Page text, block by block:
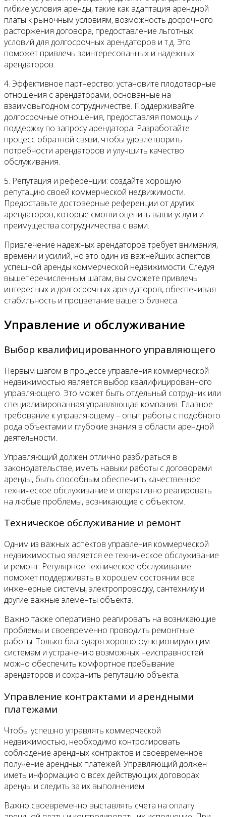
гибкие условия аренды, такие как адаптация арендной
платы к рыночным условиям, возможность досрочного
расторжения договора, предоставление льготных
условий для долгосрочных арендаторов и т.д. Это
поможет привлечь заинтересованных и надежных
арендаторов.
4. Эффективное партнерство: установите плодотворные
отношения с арендаторами, основанные на
взаимовыгодном сотрудничестве. Поддерживайте
долгосрочные отношения, предоставляя помощь и
поддержку по запросу арендатора. Разработайте
процесс обратной связи, чтобы удовлетворить
потребности арендаторов и улучшить качество
обслуживания.
5. Репутация и референции: создайте хорошую
репутацию своей коммерческой недвижимости.
Предоставьте достоверные референции от других
арендаторов, которые смогли оценить ваши услуги и
преимущества сотрудничества с вами.
Привлечение надежных арендаторов требует внимания,
времени и усилий, но это один из важнейших аспектов
успешной аренды коммерческой недвижимости. Следуя
вышеперечисленным шагам, вы сможете привлечь
интересных и долгосрочных арендаторов, обеспечивая
стабильность и процветание вашего бизнеса.
Управление и обслуживание
Выбор квалифицированного управляющего
Первым шагом в процессе управления коммерческой
недвижимостью является выбор квалифицированного
управляющего. Это может быть отдельный сотрудник или
специализированная управляющая компания. Главное
требование к управляющему – опыт работы с подобного
рода объектами и глубокие знания в области арендной
деятельности.
Управляющий должен отлично разбираться в
законодательстве, иметь навыки работы с договорами
аренды, быть способным обеспечить качественное
техническое обслуживание и оперативно реагировать
на любые проблемы, возникающие с объектом.
Техническое обслуживание и ремонт
Одним из важных аспектов управления коммерческой
недвижимостью является ее техническое обслуживание
и ремонт. Регулярное техническое обслуживание
поможет поддерживать в хорошем состоянии все
инженерные системы, электропроводку, сантехнику и
другие важные элементы объекта.
Важно также оперативно реагировать на возникающие
проблемы и своевременно проводить ремонтные
работы. Только благодаря хорошо функционирующим
системам и устранению возможных неисправностей
можно обеспечить комфортное пребывание
арендаторов и сохранить репутацию объекта.
Управление контрактами и арендными
платежами
Чтобы успешно управлять коммерческой
недвижимостью, необходимо контролировать
соблюдение арендных контрактов и своевременное
получение арендных платежей. Управляющий должен
иметь информацию о всех действующих договорах
аренды и следить за их выполнением.
Важно своевременно выставлять счета на оплату